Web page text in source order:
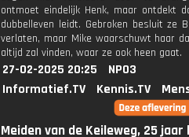
ontmoet eindelijk Henk, maar ontdekt
dubbelleven leidt. Gebroken besluit ze
verlaten, maar Mike waarschuwt haar
altijd zal vinden, waar ze ook heen gaat.
27-02-2025 20:25
NPO3
Informatief.TV
Kennis.TV
Meiden van de Keileweg, 25